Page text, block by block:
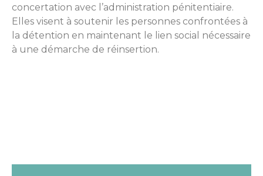
concertation avec l’administration pénitentiaire.
Elles visent à soutenir les personnes confrontées à
la détention en maintenant le lien social nécessaire
à une démarche de réinsertion.